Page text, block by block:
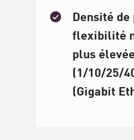
Densité
flexibilité
plus élevée
(1/10/25/
(Gigabit